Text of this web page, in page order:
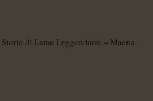
di Lame Leggendarie – Maena